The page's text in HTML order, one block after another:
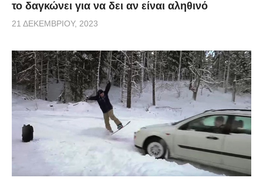
το δαγκώνει για να δει αν είναι αληθινό
21 ΔΕΚΕΜΒΡΊΟΥ, 2023